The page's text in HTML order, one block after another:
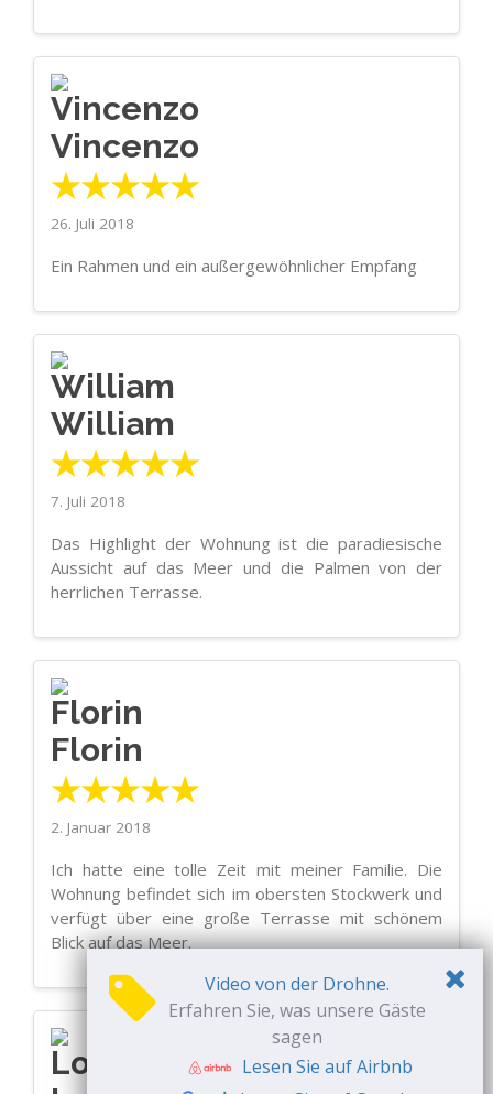
Video von der Drohne.
Erfahren Sie, was unsere Gäste
sagen
Lesen Sie auf Airbnb
Vincenzo
★★★★★
26. Juli 2018
Ein Rahmen und ein außergewöhnlicher Empfang
William
★★★★★
7. Juli 2018
Das Highlight der Wohnung ist die paradiesische
Aussicht auf das Meer und die Palmen von der
herrlichen Terrasse.
Florin
★★★★★
2. Januar 2018
Ich hatte eine tolle Zeit mit meiner Familie. Die
Wohnung befindet sich im obersten Stockwerk und
verfügt über eine große Terrasse mit schönem
Blick auf das Meer.